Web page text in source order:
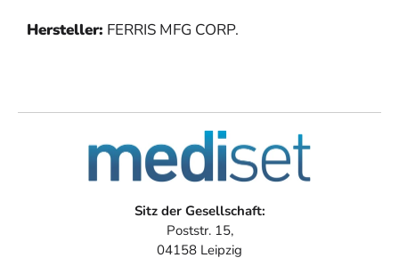
Hersteller: FERRIS MFG CORP.
Sitz der Gesellschaft:
Poststr. 15,
04158 Leipzig